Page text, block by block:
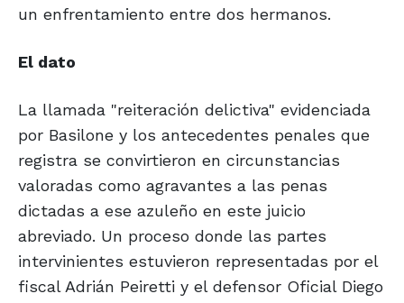
un enfrentamiento entre dos hermanos.
El dato
La llamada "reiteración delictiva" evidenciada
por Basilone y los antecedentes penales que
registra se convirtieron en circunstancias
valoradas como agravantes a las penas
dictadas a ese azuleño en este juicio
abreviado. Un proceso donde las partes
intervinientes estuvieron representadas por el
fiscal Adrián Peiretti y el defensor Oficial Diego